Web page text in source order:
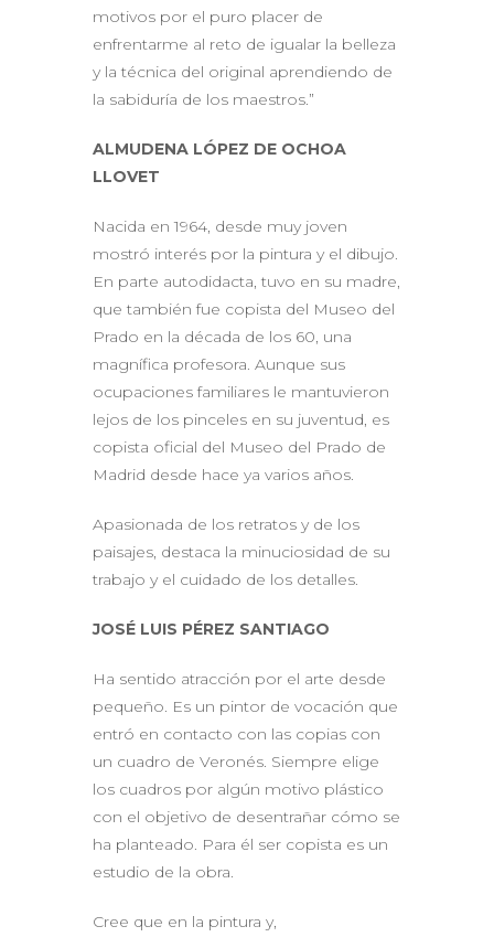
motivos por el puro placer de
enfrentarme al reto de igualar la belleza
y la técnica del original aprendiendo de
la sabiduría de los maestros.”
ALMUDENA LÓPEZ DE OCHOA
LLOVET
Nacida en 1964, desde muy joven
mostró interés por la pintura y el dibujo.
En parte autodidacta, tuvo en su madre,
que también fue copista del Museo del
Prado en la década de los 60, una
magnífica profesora. Aunque sus
ocupaciones familiares le mantuvieron
lejos de los pinceles en su juventud, es
copista oficial del Museo del Prado de
Madrid desde hace ya varios años.
Apasionada de los retratos y de los
paisajes, destaca la minuciosidad de su
trabajo y el cuidado de los detalles.
JOSÉ LUIS PÉREZ SANTIAGO
Ha sentido atracción por el arte desde
pequeño. Es un pintor de vocación que
entró en contacto con las copias con
un cuadro de Veronés. Siempre elige
los cuadros por algún motivo plástico
con el objetivo de desentrañar cómo se
ha planteado. Para él ser copista es un
estudio de la obra.
Cree que en la pintura y,